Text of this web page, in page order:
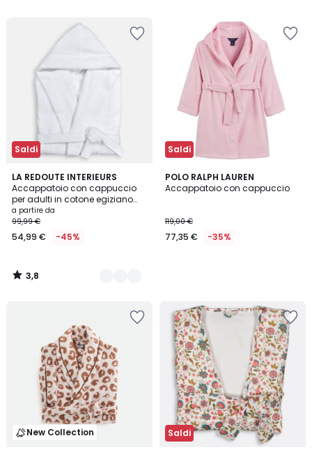
Saldi
LA REDOUTE INTERIEURS
Accappatoio con cappuccio
per adulti in cotone egiziano
400 g/m2, Kheops
a partire da
99,99 €
54,99 € -45%
3,8
/ 5
3
Colori
3,8
/
Saldi
POLO RALPH LAUREN
Accappatoio con cappuccio
119,00 €
77,35 € -35%
New Collection Saldi